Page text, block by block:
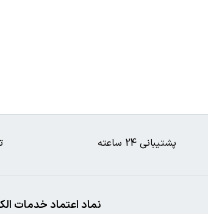
پشتیبانی 24 ساعته
نماد اعتماد خدمات